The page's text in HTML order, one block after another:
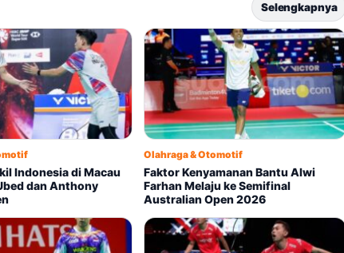
Selengkapnya
Indonesia di Macau
dan Anthony
Olahraga & Otomotif
Faktor Kenyamanan Bantu Alwi
Farhan Melaju ke Semifinal
Australian Open 2026